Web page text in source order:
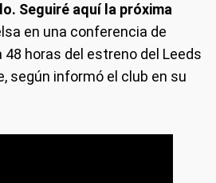
Seguiré aquí la próxima
en una conferencia de
horas del estreno del Leeds
según informó el club en su